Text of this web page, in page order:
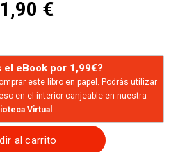
€
el eBook por 1,99€?
este libro en papel. Podrás utilizar
en el interior canjeable en nuestra
Virtual
al carrito